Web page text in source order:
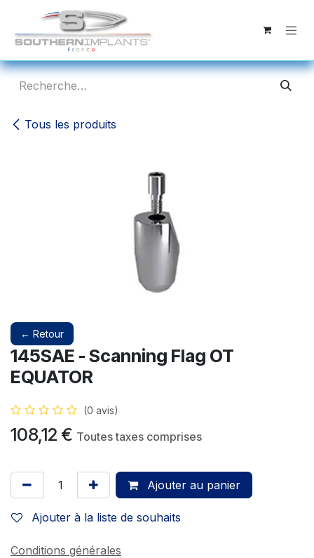
Se rendre au contenu
Tous les produits
← Retour
145SAE - Scanning Flag OT
EQUATOR
(0 avis)
108,12 € Toutes taxes comprises
Ajouter au panier
Ajouter à la liste de souhaits
Conditions générales